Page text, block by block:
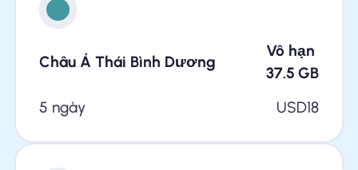
Châu Á Thái Bình Dương
Vô hạn
37.5 GB
5 ngày
USD18